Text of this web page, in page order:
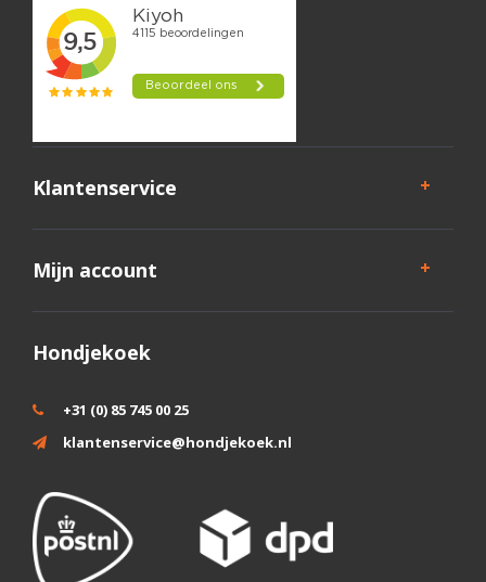
Klantenservice
Mijn account
Hondjekoek
+31 (0) 85 745 00 25
klantenservice@hondjekoek.nl